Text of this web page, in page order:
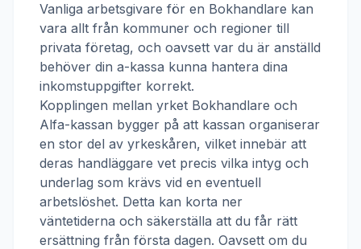
Vanliga arbetsgivare för en Bokhandlare kan
vara allt från kommuner och regioner till
privata företag, och oavsett var du är anställd
behöver din a-kassa kunna hantera dina
inkomstuppgifter korrekt.
Kopplingen mellan yrket Bokhandlare och
Alfa-kassan bygger på att kassan organiserar
en stor del av yrkeskåren, vilket innebär att
deras handläggare vet precis vilka intyg och
underlag som krävs vid en eventuell
arbetslöshet. Detta kan korta ner
väntetiderna och säkerställa att du får rätt
ersättning från första dagen. Oavsett om du